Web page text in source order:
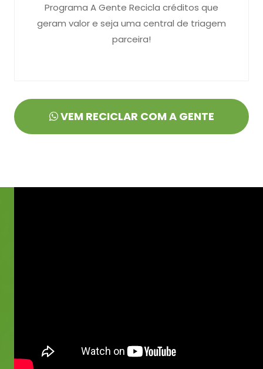
Programa A Gente Recicla créditos que
geram valor e seja uma central de triagem
parceira!
VEM RECICLAR COM A GENTE